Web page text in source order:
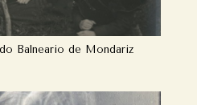
Balneario de Mondariz